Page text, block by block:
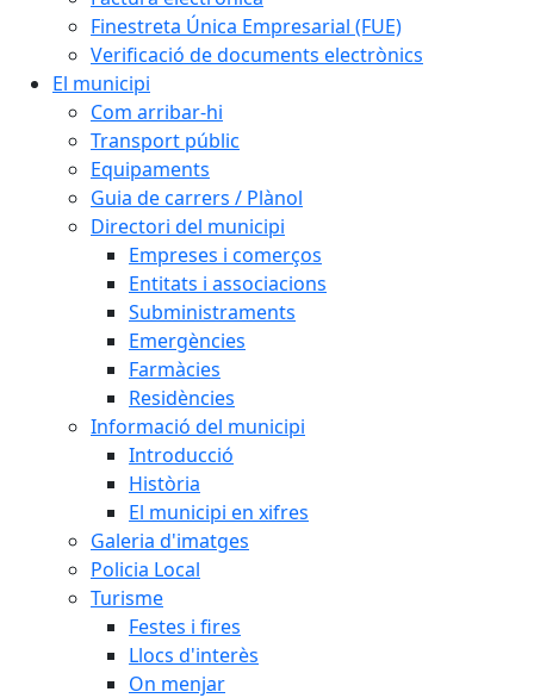
Finestreta Única Empresarial (FUE)
Verificació de documents electrònics
El municipi
Com arribar-hi
Transport públic
Equipaments
Guia de carrers / Plànol
Directori del municipi
Empreses i comerços
Entitats i associacions
Subministraments
Emergències
Farmàcies
Residències
Informació del municipi
Introducció
Història
El municipi en xifres
Galeria d'imatges
Policia Local
Turisme
Festes i fires
Llocs d'interès
On menjar